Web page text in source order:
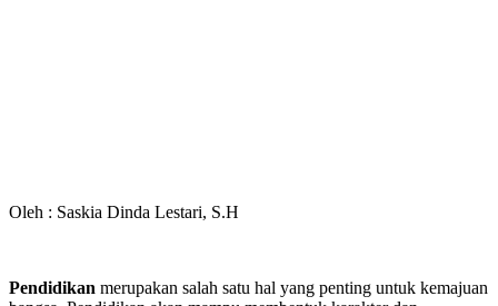
Oleh : Saskia Dinda Lestari, S.H
Pendidikan merupakan salah satu hal yang penting untuk kemajuan